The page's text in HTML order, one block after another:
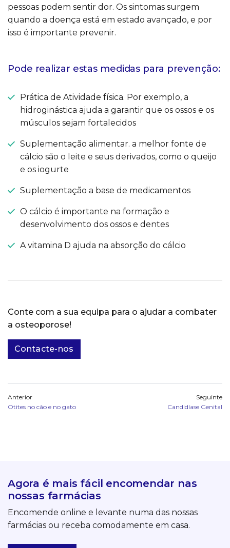
pessoas podem sentir dor. Os sintomas surgem
quando a doença está em estado avançado, e por
isso é importante prevenir.
Pode realizar estas medidas para prevenção:
Prática de Atividade física. Por exemplo, a
hidroginástica ajuda a garantir que os ossos e os
músculos sejam fortalecidos
Suplementação alimentar. a melhor fonte de
cálcio são o leite e seus derivados, como o queijo
e os iogurte
Suplementação a base de medicamentos
O cálcio é importante na formação e
desenvolvimento dos ossos e dentes
A vitamina D ajuda na absorção do cálcio
Conte com a sua equipa para o ajudar a combater
a osteoporose!
Contacte-nos
Anterior
Otites no cão e no gato
Seguinte
Candidíase Genital
Agora é mais fácil encomendar nas
nossas farmácias
Encomende online e levante numa das nossas
farmácias ou receba comodamente em casa.